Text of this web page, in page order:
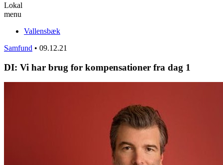
Lokal
menu
Vallensbæk
Samfund • 09.12.21
DI: Vi har brug for kompensationer fra dag 1